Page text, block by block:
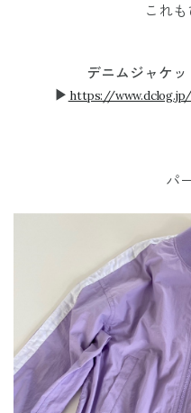
これ
デニムジャケ
▶︎ https://www.dclog.jp/
パ